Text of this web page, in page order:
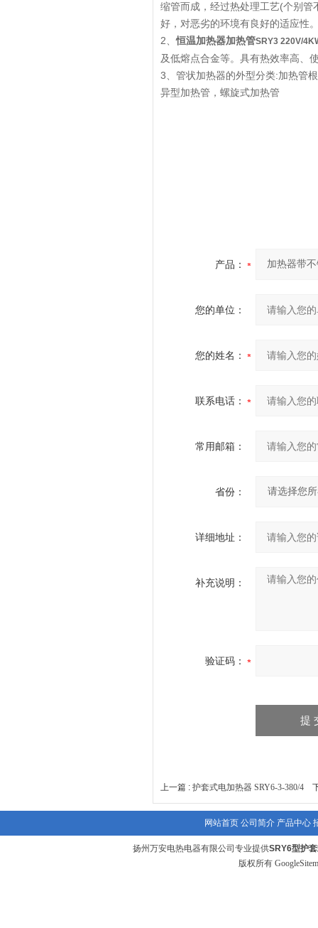
缩管而成，经过热处理工艺(个别
好，对恶劣的环境有良好的适应性
2、恒温加热器加热管SRY3 220V/
及低熔点合金等。具有热效率高、
3、管状加热器的外型分类:加热管
异型加热管，螺旋式加热管
产品：
您的单位：
您的姓名：
联系电话：
常用邮箱：
省份：
详细地址：
补充说明：
验证码：
上一篇 : 护套式电加热器 SRY6-3-380/4
网站首页 公司简介 产品中心
扬州万安电热电器有限公司专业提供SRY6型护
版权所有